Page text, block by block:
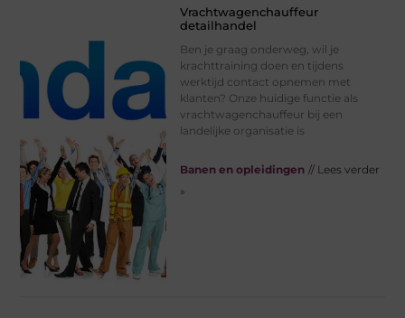
Vrachtwagenchauffeur
detailhandel
Ben je graag onderweg, wil je
krachttraining doen en tijdens
werktijd contact opnemen met
klanten? Onze huidige functie als
vrachtwagenchauffeur bij een
landelijke organisatie is
Banen en opleidingen // Lees verder
»